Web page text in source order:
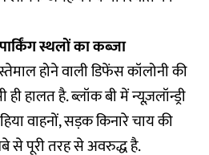
स्थलों का कब्जा
होने वाली डिफेंस कॉलोनी की
हालत है. ब्लॉक बी में न्यूज़लॉन्ड्री
वाहनों, सड़क किनारे चाय की
से पूरी तरह से अवरुद्ध है.